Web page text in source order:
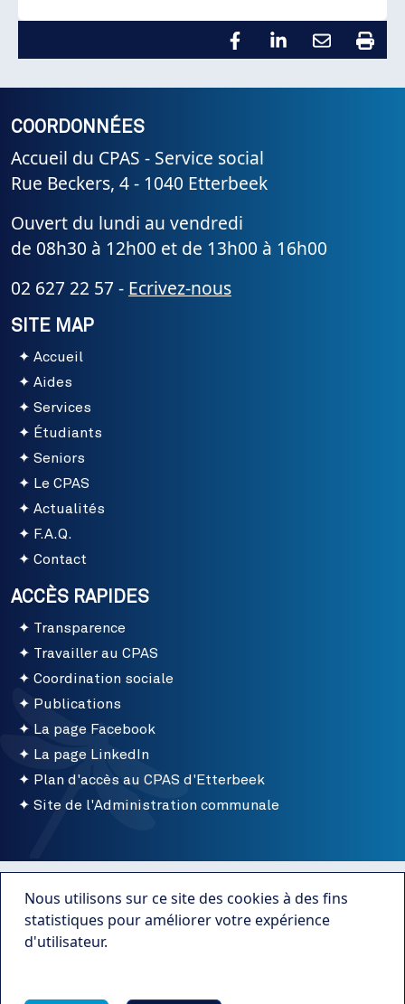
COORDONNÉES
Accueil du CPAS - Service social
Rue Beckers, 4 - 1040 Etterbeek
Ouvert du lundi au vendredi
de 08h30 à 12h00 et de 13h00 à 16h00
02 627 22 57 - Ecrivez-nous
SITE MAP
Accueil
Aides
Services
Étudiants
Seniors
Le CPAS
Actualités
F.A.Q.
Contact
ACCÈS RAPIDES
Transparence
Travailler au CPAS
Coordination sociale
Publications
La page Facebook
La page LinkedIn
Plan d'accès au CPAS d'Etterbeek
Site de l'Administration communale
Menu bottom
Mentions légales
Nous utilisons sur ce site des cookies à des fins
statistiques pour améliorer votre expérience
d'utilisateur.